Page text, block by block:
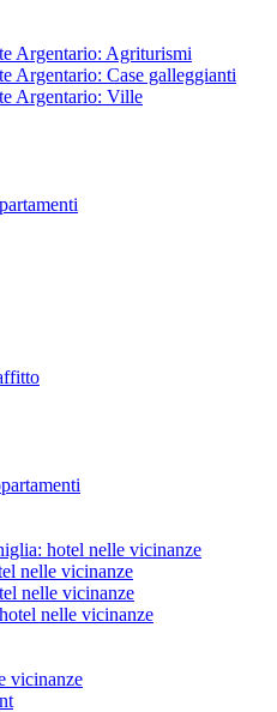
Argentario: Agriturismi
Argentario: Case galleggianti
Argentario: Ville
hotel nelle vicinanze
nelle vicinanze
nelle vicinanze
nelle vicinanze
vicinanze